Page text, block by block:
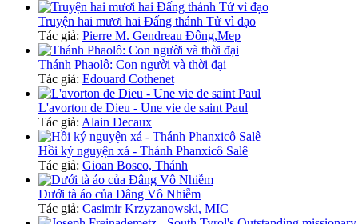
Truyện hai mươi hai Đấng thánh Tử vì đạo
Tác giả: Pierre M. Gendreau Đông,Mep
Thánh Phaolô: Con người và thời đại
Tác giả: Edouard Cothenet
L'avorton de Dieu - Une vie de saint Paul
Tác giả: Alain Decaux
Hồi ký nguyện xá - Thánh Phanxicô Salê
Tác giả: Gioan Bosco, Thánh
Dưới tà áo của Đâng Vô Nhiễm
Tác giả: Casimir Krzyzanowski, MIC